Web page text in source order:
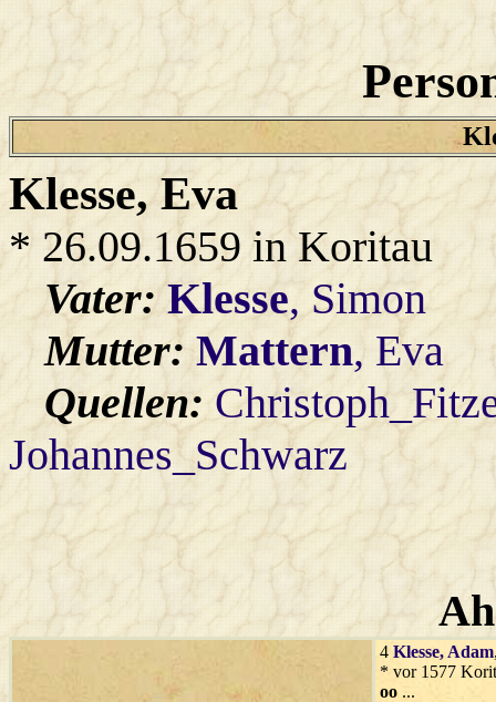
Klesse, Eva
* 26.09.1659 in Koritau
Vater:Klesse, Simon
Mutter:Mattern, Eva
Quellen:
Johannes_Schwarz
4 Klesse, Adam
* vor 1577
oo ...